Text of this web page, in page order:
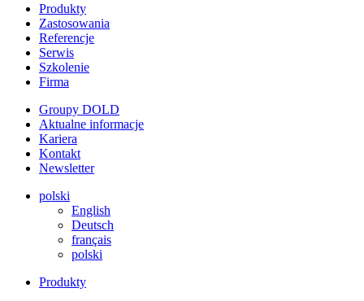
Produkty
Zastosowania
Referencje
Serwis
Szkolenie
Firma
Groupy DOLD
Aktualne informacje
Kariera
Kontakt
Newsletter
polski
English
Deutsch
français
polski
Produkty